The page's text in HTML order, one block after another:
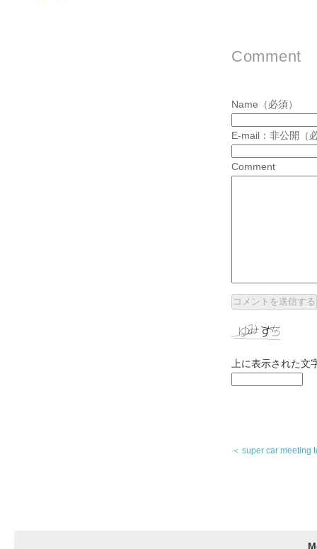
Comment
Name（必須）
E-mail：非公開（
Comment
上に表示された文
＜ super car meeting